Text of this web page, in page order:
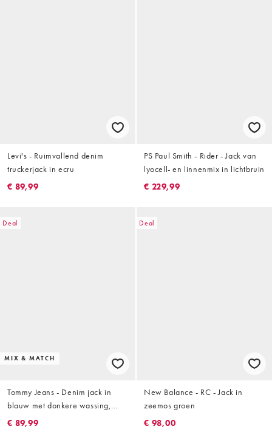
Levi's - Ruimvallend denim
truckerjack in ecru
€ 89,99
PS Paul Smith - Rider - Jack van
lyocell- en linnenmix in lichtbruin
€ 229,99
Deal
MIX & MATCH
Tommy Jeans - Denim jack in
blauw met donkere wassing,
deel van co-ord set
€ 89,99
Deal
New Balance - RC - Jack in
zeemos groen
€ 98,00